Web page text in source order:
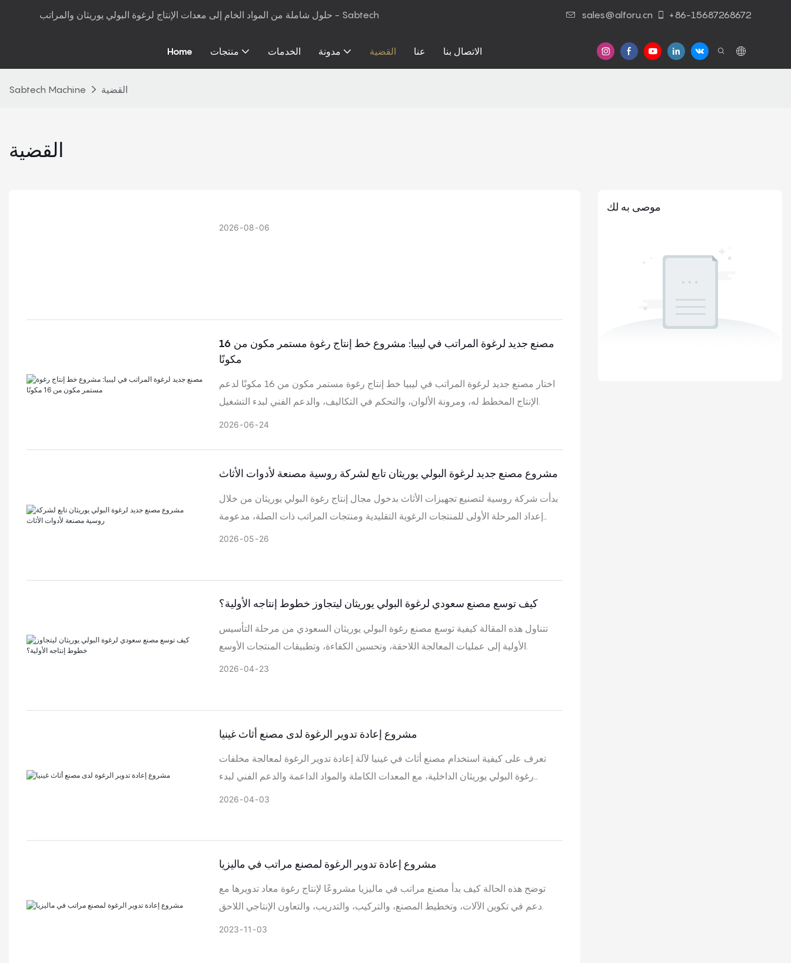
حلول شاملة من المواد الخام إلى معدات الإنتاج لرغوة البولي يوريثان والمراتب - Sabtech sales@alforu.cn +86-15687268672
Home منتجات الخدمات مدونة القضية عنا الاتصال بنا
Sabtech Machine القضية
القضية
2026 08 06
مصنع جديد لرغوة المراتب في ليبيا: مشروع خط إنتاج رغوة مستمر مكون من 16
مكونًا
اختار مصنع جديد لرغوة المراتب في ليبيا خط إنتاج رغوة مستمر مكون من 16 مكونًا لدعم
الإنتاج المخطط له، ومرونة الألوان، والتحكم في التكاليف، والدعم الفني لبدء التشغيل.
2026 06 24
مشروع مصنع جديد لرغوة البولي يوريثان تابع لشركة روسية مصنعة لأدوات الأثاث
بدأت شركة روسية لتصنيع تجهيزات الأثاث بدخول مجال إنتاج رغوة البولي يوريثان من خلال
إعداد المرحلة الأولى للمنتجات الرغوية التقليدية ومنتجات المراتب ذات الصلة، مدعومة
2026 05 26
كيف توسع مصنع سعودي لرغوة البولي يوريثان ليتجاوز خطوط إنتاجه الأولية؟
تتناول هذه المقالة كيفية توسع مصنع رغوة البولي يوريثان السعودي من مرحلة التأسيس
2026 04 23
مشروع إعادة تدوير الرغوة لدى مصنع أثاث غينيا
تعرف على كيفية استخدام مصنع أثاث في غينيا لآلة إعادة تدوير الرغوة لمعالجة مخلفات
رغوة البولي يوريثان الداخلية، مع المعدات الكاملة والمواد الداعمة والدعم الفني لبدء
2026 04 03
مشروع إعادة تدوير الرغوة لمصنع مراتب في ماليزيا
توضح هذه الحالة كيف بدأ مصنع مراتب في ماليزيا مشروعًا لإنتاج رغوة معاد تدويرها مع
دعم في تكوين الآلات، وتخطيط المصنع، والتركيب، والتدريب، والتعاون الإنتاجي اللاحق.
2023 11 03
موصى به لك